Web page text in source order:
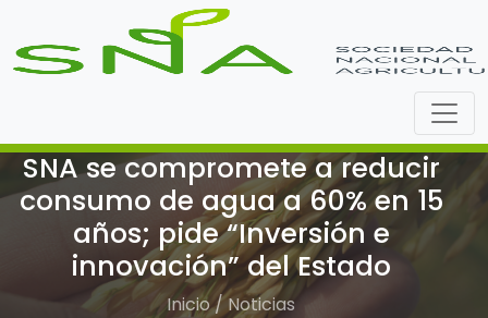
SNA se compromete a reducir
consumo de agua a 60% en 15
años; pide “Inversión e
innovación” del Estado
Inicio / Noticias